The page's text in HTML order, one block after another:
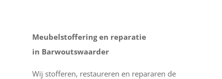
Meubelstoffering en reparatie
in Barwoutswaarder
Wij stofferen, restaureren en repararen de